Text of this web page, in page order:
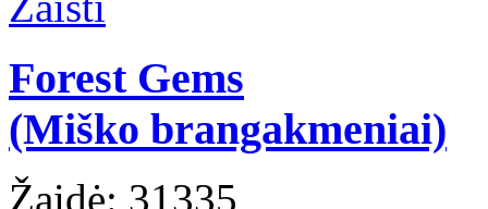
Forest Gems
(Miško brangakmeniai)
Žaidė: 31335